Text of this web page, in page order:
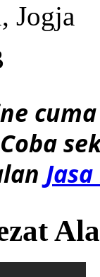
Jogja